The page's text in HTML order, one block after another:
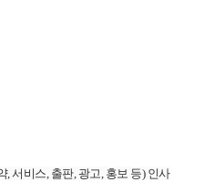
, 서비스, 출판, 광고, 홍보 등) 인사